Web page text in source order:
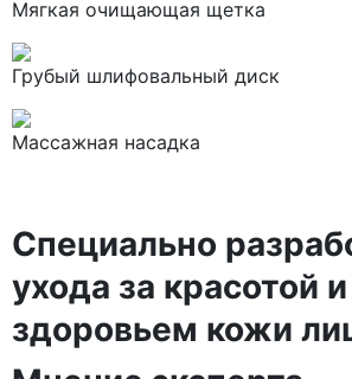
Мягкая очищающая щетка
Грубый шлифовальный диск
Массажная насадка
Специально
ухода за красотой и
здоровьем кожи